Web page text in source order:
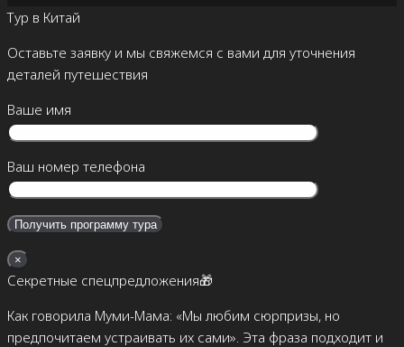
Тур в Китай
Оставьте заявку и мы свяжемся с вами для уточнения
деталей путешествия
Ваше имя
Ваш номер телефона
×
Секретные спецпредложения🎁
Как говорила Муми-Мама: «Мы любим сюрпризы, но
предпочитаем устраивать их сами». Эта фраза подходит и